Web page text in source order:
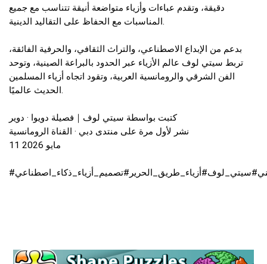
دقيقة، وتقدم عباءات وأزياء متواضعة أنيقة تتناسب مع جميع
المناسبات مع الحفاظ على التقاليد الدينية.
بدعم من الإبداع الاصطناعي، والتراث الثقافي، والحرفية الفائقة،
تربط سيتي لوف عالم الأزياء عبر الحدود بالبراعة الصينية، وتوحد
الفن الشرقي والرومانسية العربية، وتقود اتجاه أزياء المسلمين
الحديث عالميًا.
كتبت بواسطة سيتي لوف｜فصيلة دويوا · دوير
نشر لأول مرة على منتدى دبي · القناة الرومانسية
11 مايو 2026